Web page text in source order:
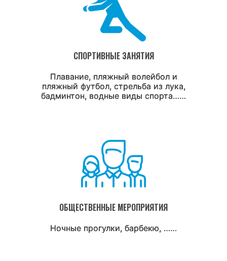
СПОРТИВНЫЕ ЗАНЯТИЯ
Плавание, пляжный волейбол и
пляжный футбол, стрельба из лука,
бадминтон, водные виды спорта……
ОБЩЕСТВЕННЫЕ МЕРОПРИЯТИЯ
Ночные прогулки, барбекю, ……